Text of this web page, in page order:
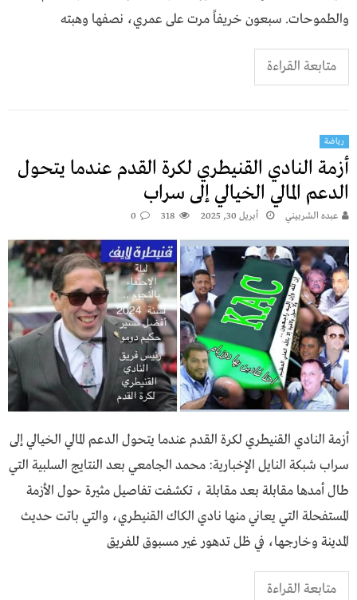
والطموحات. سبعون خريفاً مرت على عمري، نصفها وهبته
متابعة القراءة
رياضة
أزمة النادي القنيطري لكرة القدم عندما يتحول
الدعم المالي الخيالي إلى سراب
عبده الشربيني أبريل 30, 2025 318
0
أزمة النادي القنيطري لكرة القدم عندما يتحول الدعم المالي الخيالي إلى
سراب شبكة النايل الإخبارية: محمد الجامعي بعد النتايج السلبية التي
طال أمدها مقابلة بعد مقابلة ، تكشفت تفاصيل مثيرة حول الأزمة
المستفحلة التي يعاني منها نادي الكاك القنيطري، والتي باتت حديث
المدينة وخارجها، في ظل تدهور غير مسبوق للفريق
متابعة القراءة